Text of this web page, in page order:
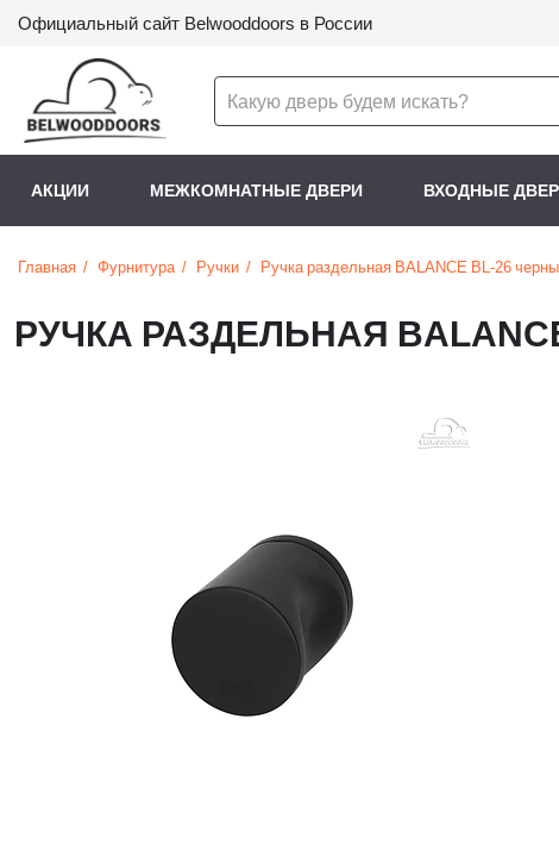
Официальный сайт Belwooddoors в России
АКЦИИ МЕЖКОМНАТНЫЕ ДВЕРИ ВХОДНЫЕ
Главная Фурнитура Ручки Ручка раздельная BALANCE BL-26
РУЧКА РАЗДЕЛЬНАЯ